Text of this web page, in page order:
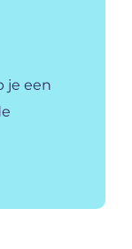
je een